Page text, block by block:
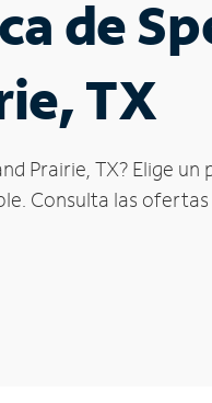
de
TX
Prairie, TX? Elige
Consulta las